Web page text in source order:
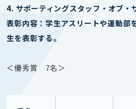
4. サポーティングスタッフ・オブ・
表彰内容：学生アスリートや運動部
生を表彰する。
＜優秀賞 7名＞